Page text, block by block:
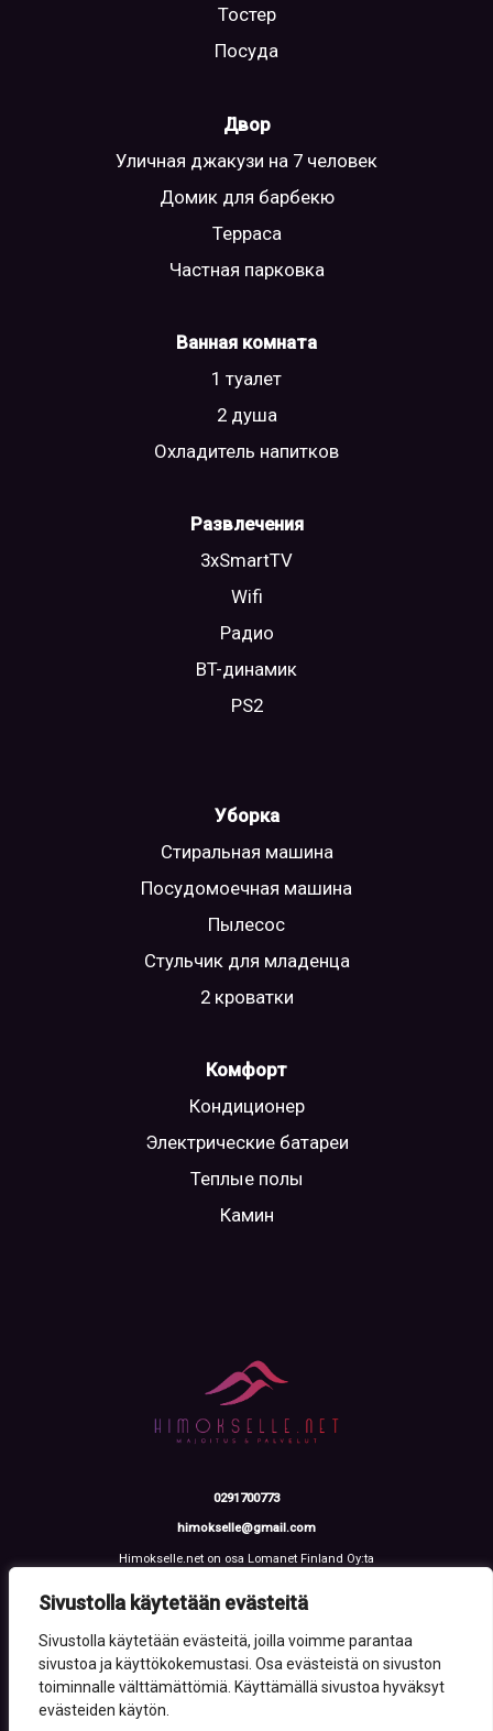
Sivustolla käytetään evästeitä
Sivustolla käytetään evästeitä, joilla voimme parantaa
sivustoa ja käyttökokemustasi. Osa evästeistä on sivuston
toiminnalle välttämättömiä. Käyttämällä sivustoa hyväksyt
evästeiden käytön.
Тостер
Посуда
Двор
Уличная джакузи на 7 человек
Домик для барбекю
Терраса
Частная парковка
Ванная комната
1 туалет
2 душа
Охладитель напитков
Развлечения
3xSmartTV
Wifi
Радио
BT-динамик
PS2
Уборка
Стиральная машина
Посудомоечная машина
Пылесос
Стульчик для младенца
2 кроватки
Комфорт
Кондиционер
Электрические батареи
Теплые полы
Камин
0291700773
himokselle@gmail.com
Himokselle.net on osa Lomanet Finland Oy:ta
Y-tunnus: 3612108-2